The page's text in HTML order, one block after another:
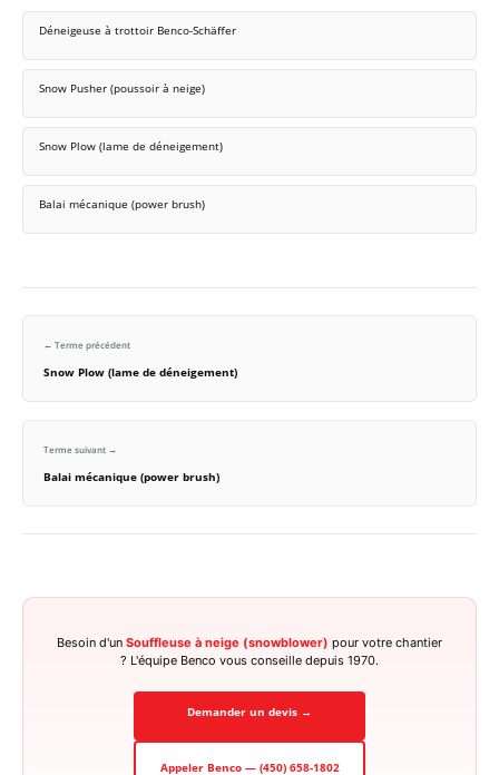
Déneigeuse à trottoir Benco-Schäffer
Snow Pusher (poussoir à neige)
Snow Plow (lame de déneigement)
Balai mécanique (power brush)
← Terme précédent
Snow Plow (lame de déneigement)
Terme suivant →
Balai mécanique (power brush)
Besoin d'un Souffleuse à neige (snowblower) pour votre chantier
? L'équipe Benco vous conseille depuis 1970.
Demander un devis →
Appeler Benco — (450) 658-1802